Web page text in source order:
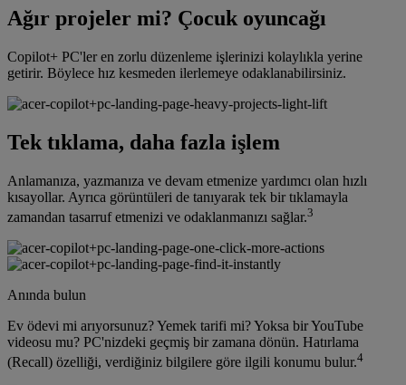
Ağır projeler mi? Çocuk oyuncağı
Copilot+ PC'ler en zorlu düzenleme işlerinizi kolaylıkla yerine
getirir. Böylece hız kesmeden ilerlemeye odaklanabilirsiniz.
Tek tıklama, daha fazla işlem
Anlamanıza, yazmanıza ve devam etmenize yardımcı olan hızlı
kısayollar. Ayrıca görüntüleri de tanıyarak tek bir tıklamayla
zamandan tasarruf etmenizi ve odaklanmanızı sağlar.3
Anında bulun
Ev ödevi mi arıyorsunuz? Yemek tarifi mi? Yoksa bir YouTube
videosu mu? PC'nizdeki geçmiş bir zamana dönün. Hatırlama
(Recall) özelliği, verdiğiniz bilgilere göre ilgili konumu bulur.4